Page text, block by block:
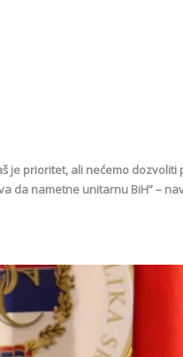
je prioritet, ali nećemo
da nametne unitarnu BiH” –